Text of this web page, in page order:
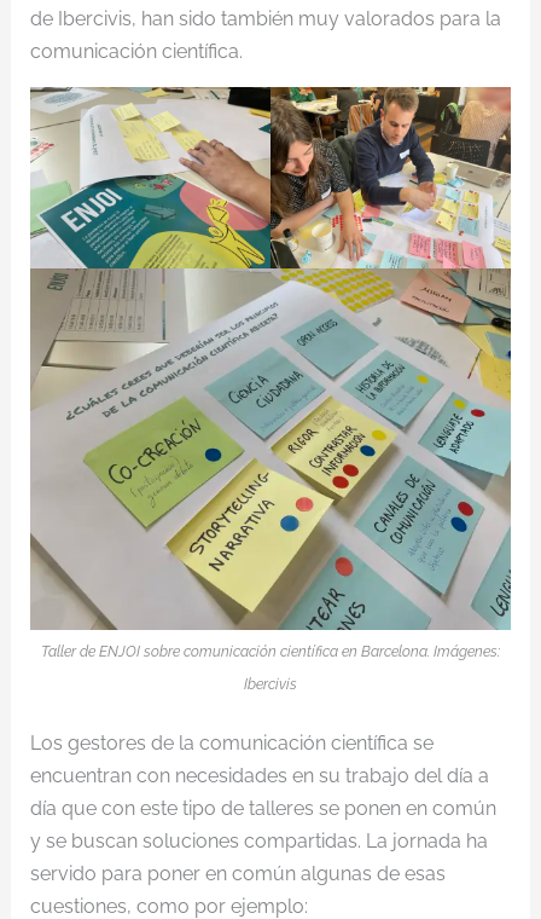
de Ibercivis, han sido también muy valorados para la
comunicación científica.
Taller de ENJOI sobre comunicación científica en Barcelona. Imágenes:
Ibercivis
Los gestores de la comunicación científica se
encuentran con necesidades en su trabajo del día a
día que con este tipo de talleres se ponen en común
y se buscan soluciones compartidas. La jornada ha
servido para poner en común algunas de esas
cuestiones, como por ejemplo: